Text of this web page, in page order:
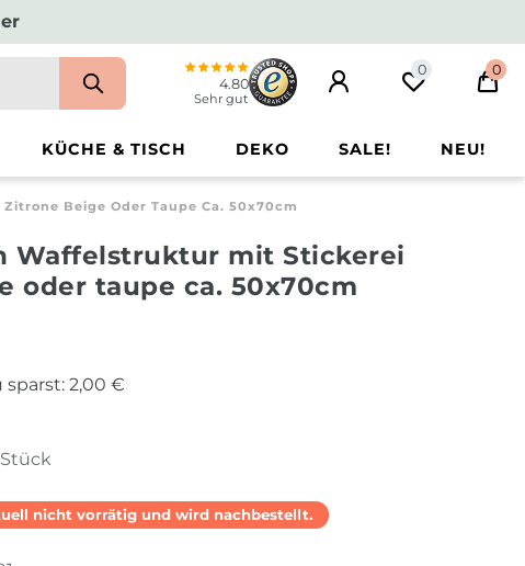
4.80
Sehr gut
0 0
KÜCHE & TISCH DEKO SALE! NEU!
Beige Oder Taupe Ca. 50x70cm
Waffelstruktur mit Stickerei
oder taupe ca. 50x70cm
sparst: 2,00 €
nicht vorrätig und wird nachbestellt.